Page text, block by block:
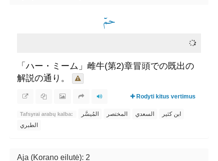
حمٓ
「ハー・ミーム」雌牛(第2)章冒頭での既出の
解説の通り。
Rodyti kitus vertimus
Tafsyrai arabų kalba: المُيسَّر المختصر السعدي
ابن كثير
الطبري
Aja (Korano eilutė): 2